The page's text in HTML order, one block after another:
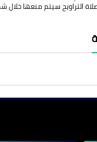
التراويح سيتم منعها خلال